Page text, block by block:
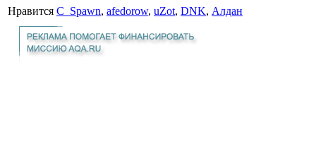
Нравится C_Spawn, afedorow, uZot, DNK, Алдан